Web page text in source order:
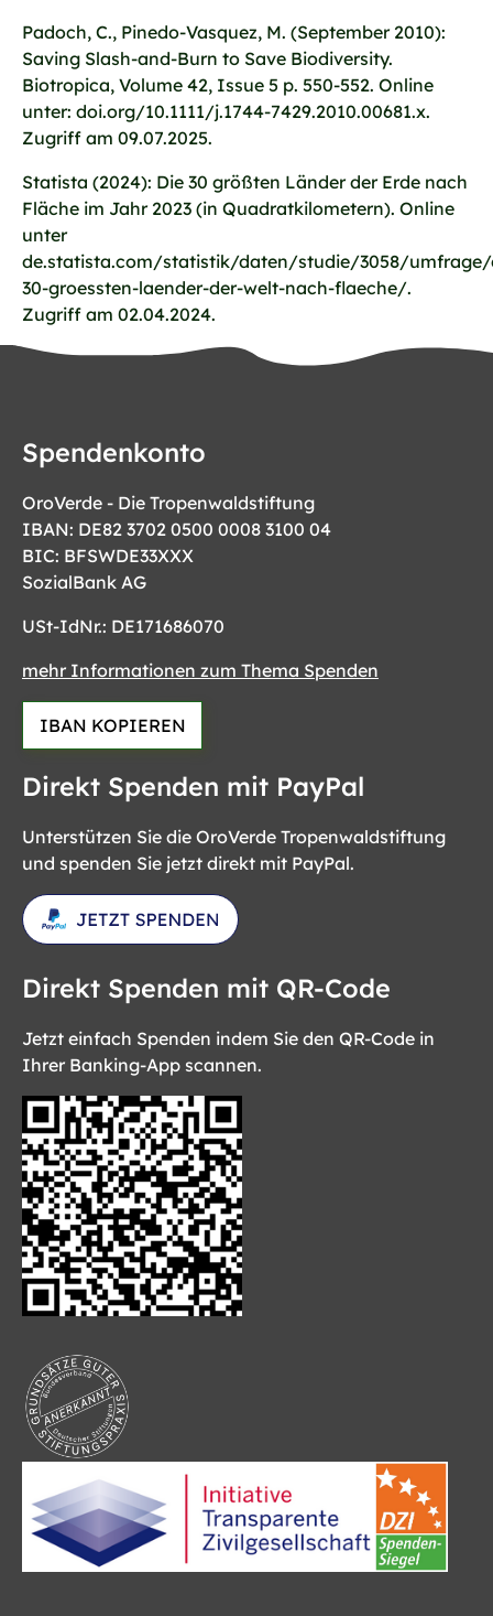
Padoch, C., Pinedo-Vasquez, M. (September 2010):
Saving Slash-and-Burn to Save Biodiversity.
Biotropica, Volume 42, Issue 5 p. 550-552. Online
unter: doi.org/10.1111/j.1744-7429.2010.00681.x.
Zugriff am 09.07.2025.
Statista (2024): Die 30 größten Länder der Erde nach
Fläche im Jahr 2023 (in Quadratkilometern). Online
unter
de.statista.com/statistik/daten/studie/3058/umfrage/
30-groessten-laender-der-welt-nach-flaeche/.
Zugriff am 02.04.2024.
Spendenkonto
OroVerde - Die Tropenwaldstiftung
IBAN: DE82 3702 0500 0008 3100 04
BIC: BFSWDE33XXX
SozialBank AG
USt-IdNr.: DE171686070
mehr Informationen zum Thema Spenden
IBAN KOPIEREN
Direkt Spenden mit PayPal
Unterstützen Sie die OroVerde Tropenwaldstiftung
und spenden Sie jetzt direkt mit PayPal.
Direkt Spenden mit QR-Code
Jetzt einfach Spenden indem Sie den QR-Code in
Ihrer Banking-App scannen.